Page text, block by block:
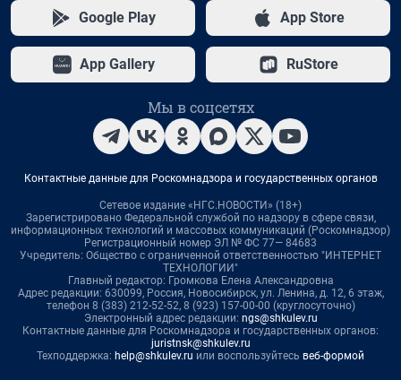
Google Play App Store
App Gallery RuStore
Мы в соцсетях
Контактные данные для Роскомнадзора и государственных органов
Сетевое издание «НГС.НОВОСТИ» (18+)
Зарегистрировано Федеральной службой по надзору в сфере связи,
информационных технологий и массовых коммуникаций (Роскомнадзор)
Регистрационный номер ЭЛ № ФС 77— 84683
Учредитель: Общество с ограниченной ответственностью "ИНТЕРНЕТ
ТЕХНОЛОГИИ"
Главный редактор: Громкова Елена Александровна
Адрес редакции: 630099, Россия, Новосибирск, ул. Ленина, д. 12, 6 этаж,
телефон 8 (383) 212-52-52, 8 (923) 157-00-00 (круглосуточно)
Электронный адрес редакции: ngs@shkulev.ru
Контактные данные для Роскомнадзора и государственных органов:
juristnsk@shkulev.ru
Техподдержка: help@shkulev.ru или воспользуйтесь веб-формой